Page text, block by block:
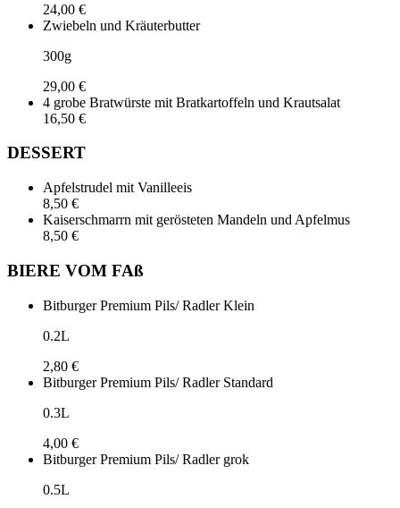
24,00 €
Zwiebeln und Kräuterbutter
300g
29,00 €
4 grobe Bratwürste mit Bratkartoffeln und Krautsalat
16,50 €
DESSERT
Apfelstrudel mit Vanilleeis
8,50 €
Kaiserschmarrn mit gerösteten Mandeln und Apfelmus
8,50 €
BIERE VOM FAß
Bitburger Premium Pils/ Radler Klein
0.2L
2,80 €
Bitburger Premium Pils/ Radler Standard
0.3L
4,00 €
Bitburger Premium Pils/ Radler grok
0.5L